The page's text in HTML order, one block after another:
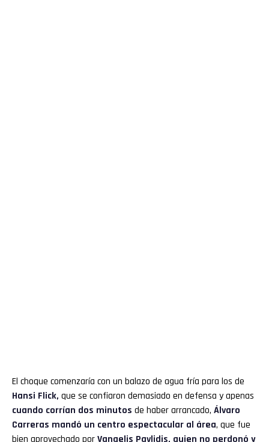
El choque comenzaría con un balazo de agua fría para los de
Hansi Flick, que se confiaron demasiado en defensa y apenas
cuando corrían dos minutos de haber arrancado, Álvaro
Carreras mandó un centro espectacular al área, que fue
bien aprovechado porVangelis Pavlidis, quien no perdonó y